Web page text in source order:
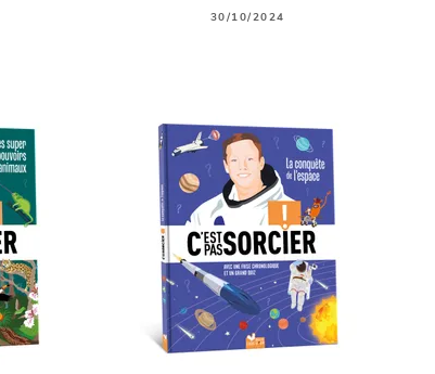
30/10/2024